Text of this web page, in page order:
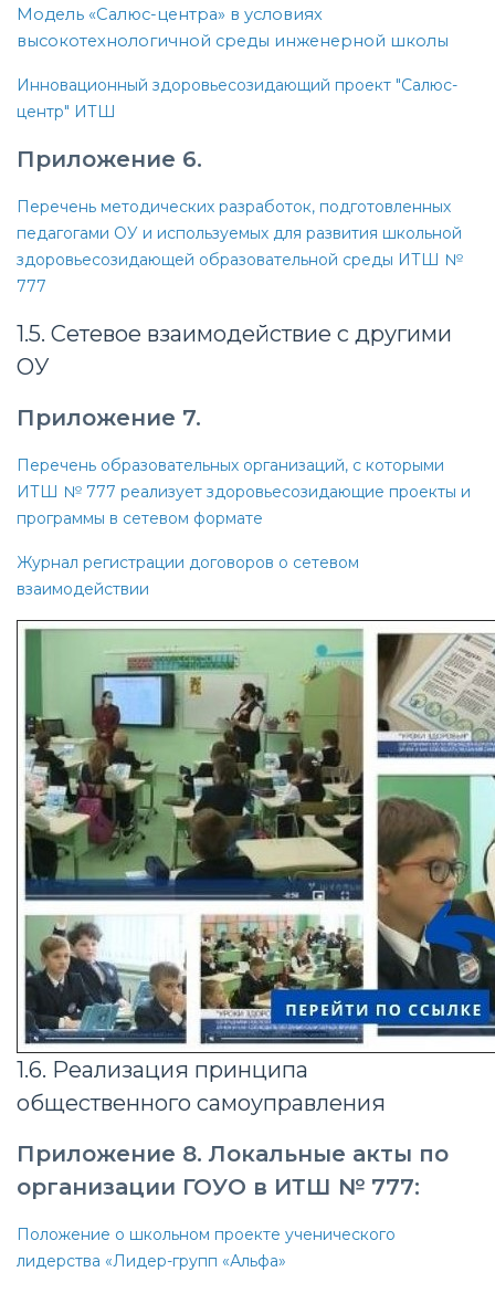
Модель «Салюс-центра» в условиях
высокотехнологичной среды инженерной школы
Инновационный здоровьесозидающий проект "Салюс-
центр" ИТШ
Приложение 6.
Перечень методических разработок, подготовленных
педагогами ОУ и используемых для развития школьной
здоровьесозидающей образовательной среды ИТШ №
777
1.5. Сетевое взаимодействие с другими
ОУ
Приложение 7.
Перечень образовательных организаций, с которыми
ИТШ № 777 реализует здоровьесозидающие проекты и
программы в сетевом формате
Журнал регистрации договоров о сетевом
взаимодействии
1.6. Реализация принципа
общественного самоуправления
Приложение 8. Локальные акты по
организации ГОУО в ИТШ № 777:
Положение о школьном проекте ученического
лидерства «Лидер-групп «Альфа»